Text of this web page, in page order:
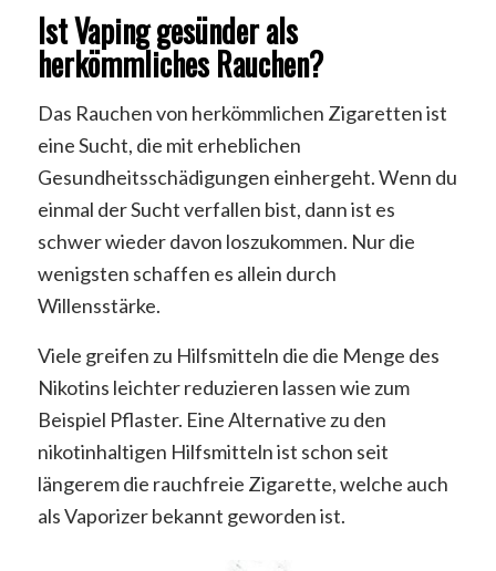
Ist Vaping gesünder als
herkömmliches Rauchen?
Das Rauchen von herkömmlichen Zigaretten ist
eine Sucht, die mit erheblichen
Gesundheitsschädigungen einhergeht. Wenn du
einmal der Sucht verfallen bist, dann ist es
schwer wieder davon loszukommen. Nur die
wenigsten schaffen es allein durch
Willensstärke.
Viele greifen zu Hilfsmitteln die die Menge des
Nikotins leichter reduzieren lassen wie zum
Beispiel Pflaster. Eine Alternative zu den
nikotinhaltigen Hilfsmitteln ist schon seit
längerem die rauchfreie Zigarette, welche auch
als Vaporizer bekannt geworden ist.